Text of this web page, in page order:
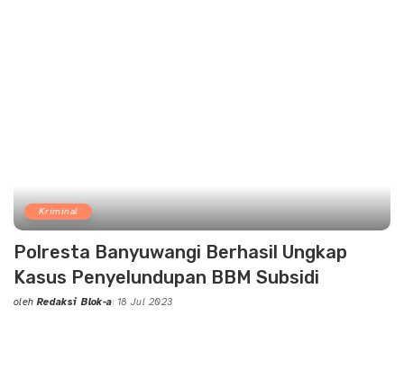
Kriminal
Polresta Banyuwangi Berhasil Ungkap
Kasus Penyelundupan BBM Subsidi
Posted
oleh Redaksi Blok-a 18 Jul 2023